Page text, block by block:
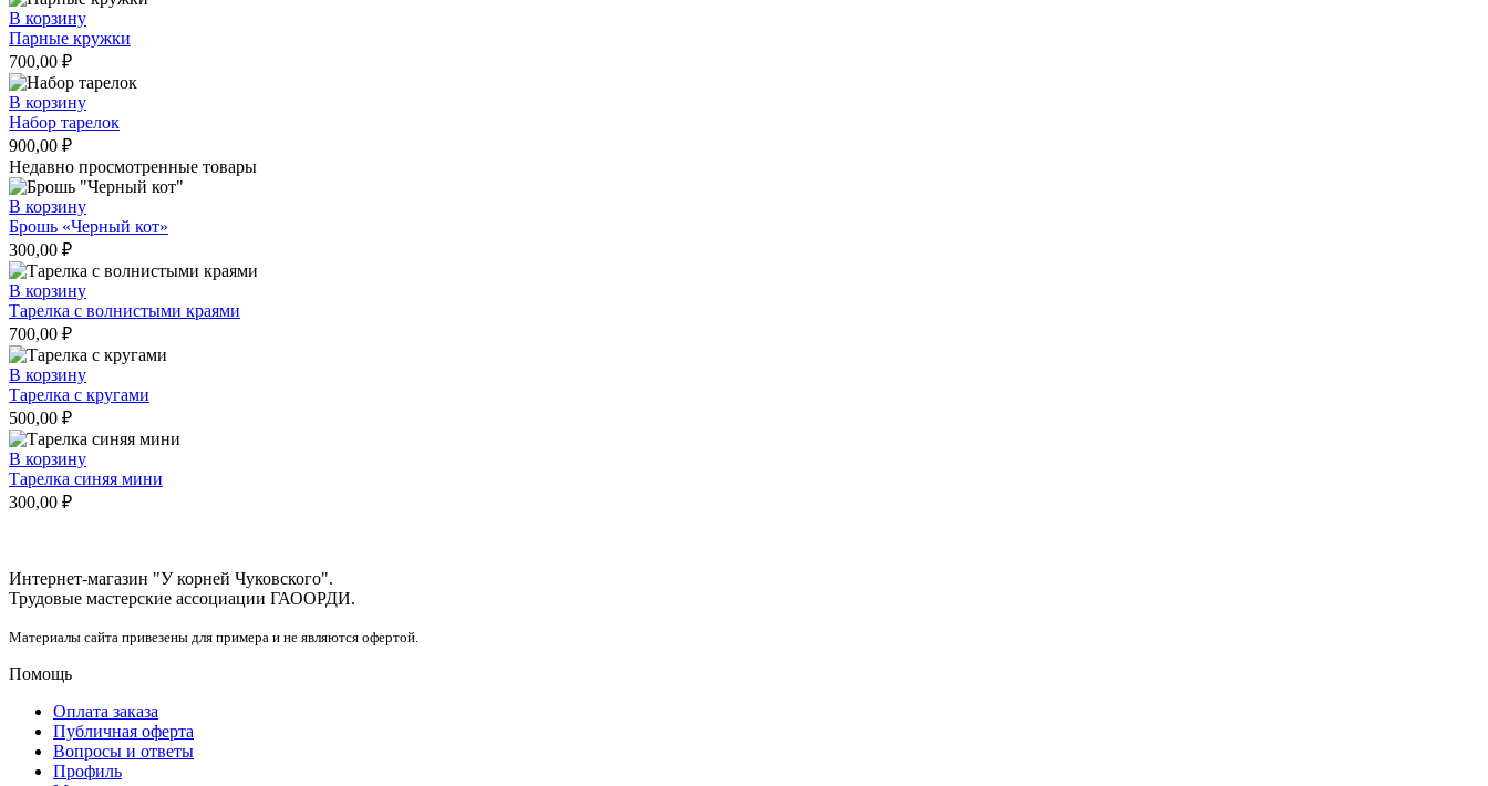
В корзину
Парные кружки
700,00 ₽
В корзину
Набор тарелок
900,00 ₽
Недавно просмотренные товары
В корзину
Брошь «Черный кот»
300,00 ₽
В корзину
Тарелка с волнистыми краями
700,00 ₽
В корзину
Тарелка с кругами
500,00 ₽
В корзину
Тарелка синяя мини
300,00 ₽
Интернет-магазин "У корней Чуковского".
Трудовые мастерские ассоциации ГАООРДИ.
Материалы сайта привезены для примера и не являются офертой.
Помощь
Оплата заказа
Публичная оферта
Вопросы и ответы
Профиль